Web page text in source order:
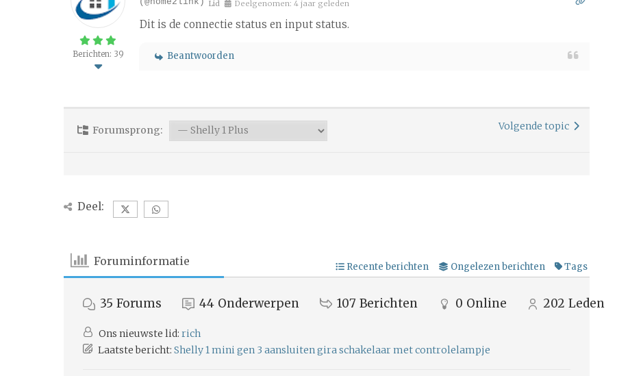
Berichten: 39
Lid Deelgenomen: 4 jaar geleden
Dit is de connectie status en input status.
Beantwoorden
Forumsprong: Volgende topic
Deel:
Foruminformatie Recente berichten Ongelezen berichten Tags
35 Forums 44 Onderwerpen 107 Berichten 0 Online 202 Leden
Ons nieuwste lid: rich
Laatste bericht: Shelly 1 mini gen 3 aansluiten gira schakelaar met controlelampje